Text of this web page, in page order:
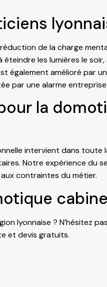
de la charge
les lumières le
également amélioré par
par une alarme entreprise
la
intervient dans toute
Notre expérience du
contraintes du métier.
lyonnaise ? N’hésitez
et devis gratuits.